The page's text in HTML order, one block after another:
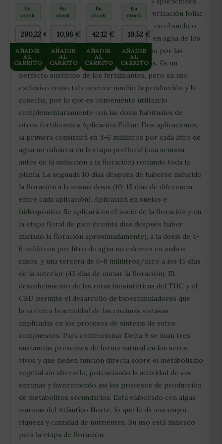
siendo preferible CUATRO, DOS en pulverización foliar
de las hojas y tallos de las plantas y DOS en el suelo o
en cualquier medio de sustrato (incluido en agua de los
sistemas hidropónicos) para su absorción por las
raíces, utilizando una regadera o goteros. Es un
perfecto sustituto de los fertilizantes, pero su uso
exclusivo como tal encarece mucho la producción y la
cosecha, por lo que es conveniente utilizarlo
complementariamente con las dosis habituales de
otros fertilizantes Aplicación Foliar: Dos aplicaciones,
la primera consistirá en 4-6 mililitros por cada litro de
agua no calcárea en la etapa prefloral (una semana
antes de la inducción a la floración) rociando toda la
planta. La segunda 10 días después de haberse inducido
la floración a la misma dosis (10-15 días de diferencia
entre cada aplicación). Aplicación en suelos e
hidropónico: Se aplicará en el inicio de la floración y en
la etapa floral de pico (treinta días después haber
iniciado la floración aproximadamente), a la dosis de 4-
6 mililitros por litro de agua no calcárea en ambos
casos, y una tercera de 6-8 mililitros/litro a los 15 días
de la anterior (45 días de iniciar la floración). El
descubrimiento de las rutas biosintéticas del THC y el
CBD permite el desarrollo de bioestimuladores que
beneficien la actividad de las enzimas sintasas
implicadas en los procesos de síntesis de estos
compuestos. Para confeccionar Delta 9 se usan tres
sustancias presentes de forma natural en los seres
vivos y que tienen función directa sobre el metabolismo
vegetal sin alterarlo, potenciando la actividad de sus
enzimas y favoreciendo así los procesos de producción
de metabolitos secundarios. Está elaborado con algas
marinas del Atlántico Norte, lo que le da una mayor
riqueza y cantidad de nutrientes. Su uso está indicado
para la etapa de floración.
En
stock
290,22 €
AÑADIR
AL
CARRITO
50LEn
stock
10,96 €
AÑADIR
AL
CARRITO
ALVEOLOS
En
stock
42,12€
AÑADIR
AL
CARRITO
COCO
105L
En
stock
19,52 €
AÑADIR
AL
CARRITO